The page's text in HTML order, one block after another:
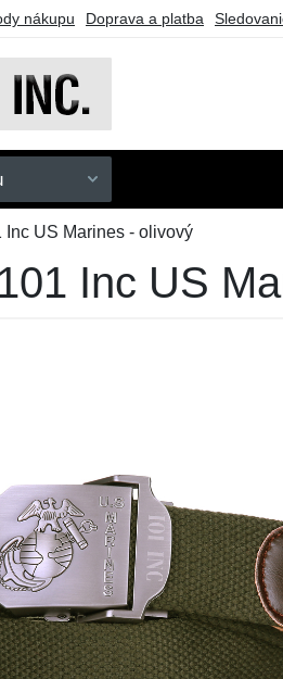
nákupu Doprava a platba
Inc US Marines - olivový
Inc US